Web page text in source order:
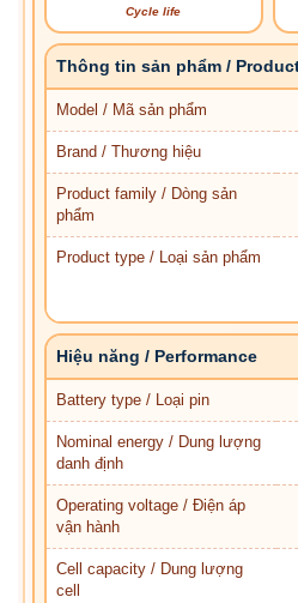
Cycle life
Thông tin sản phẩm /
Model / Mã sản phẩm
Brand / Thương hiệu
Product family / Dòng sản
phẩm
Product type / Loại sản phẩm
Hiệu năng / Performance
Battery type / Loại pin
Nominal energy / Dung lượng
danh định
Operating voltage / Điện áp
vận hành
Cell capacity / Dung lượng
cell